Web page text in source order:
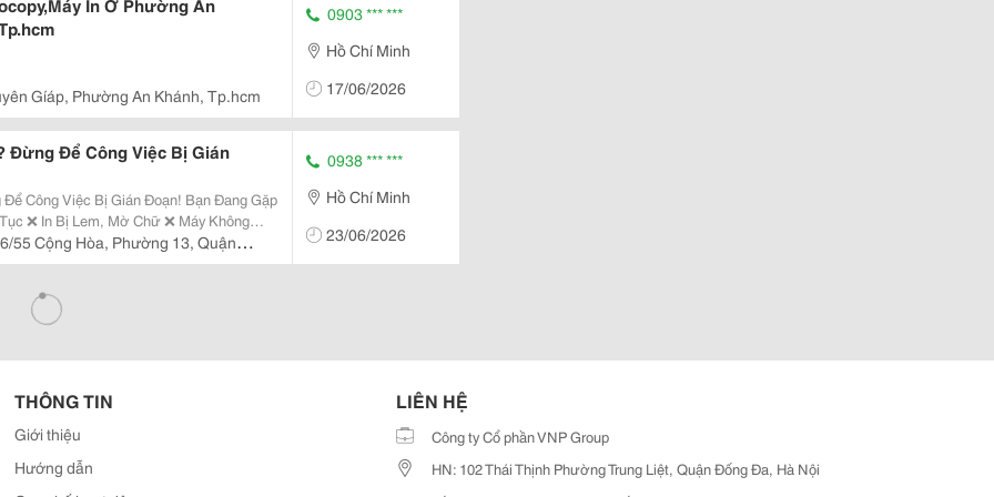
Gíáp, Phường An Khánh, Tp.hcm
0903 *** ***
Hồ Chí Minh
17/06/2026
Đừng Để Công Việc Bị Gián
Việc Bị Gián Đoạn! Bạn Đang Gặp
55 Cộng Hòa, Phường 13, Quận
0938 *** ***
Hồ Chí Minh
23/06/2026
THÔNG TIN
Giới thiệu
Hướng dẫn
LIÊN HỆ
Công ty Cổ phần VNP Group
HN: 102 Thái Thịnh Phường Trung Liệt, Quận Đống Đa, Hà Nội